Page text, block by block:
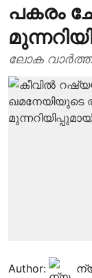
പകരം
ലോക
Author: